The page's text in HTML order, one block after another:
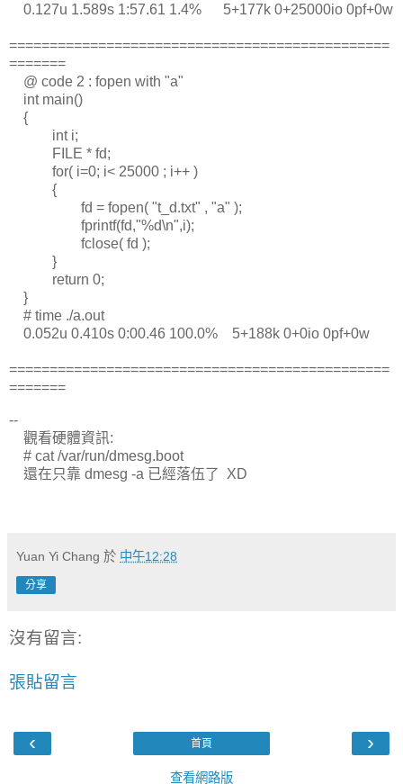
0.127u 1.589s 1:57.61 1.4% 5+177k 0+25000io 0pf+0w
===============================================
=======
@ code 2 : fopen with "a"
int main()
{
int i;
FILE * fd;
for( i=0; i< 25000 ; i++ )
{
fd = fopen( "t_d.txt" , "a" );
fprintf(fd,"%d\n",i);
fclose( fd );
}
return 0;
}
# time ./a.out
0.052u 0.410s 0:00.46 100.0% 5+188k 0+0io 0pf+0w
===============================================
=======
--
觀看硬體資訊:
# cat /var/run/dmesg.boot
還在只靠 dmesg -a 已經落伍了 XD
Yuan Yi Chang 於 中午12:28
分享
沒有留言:
張貼留言
‹ ›
首頁
查看網路版